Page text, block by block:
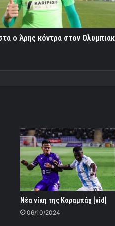
ο Άρης κόντρα στον
Νέα νίκη της Καραμπάχ [vid]
06/10/2024